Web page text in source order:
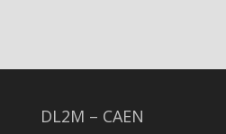
DL2M – CAEN